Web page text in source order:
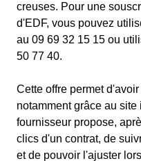
creuses. Pour une
d'EDF, vous pouvez
au 09 69 32 15 15 ou
50 77 40.
Cette offre permet
notamment grâce au
fournisseur propose,
clics d'un contrat, de
et de pouvoir l'ajuster